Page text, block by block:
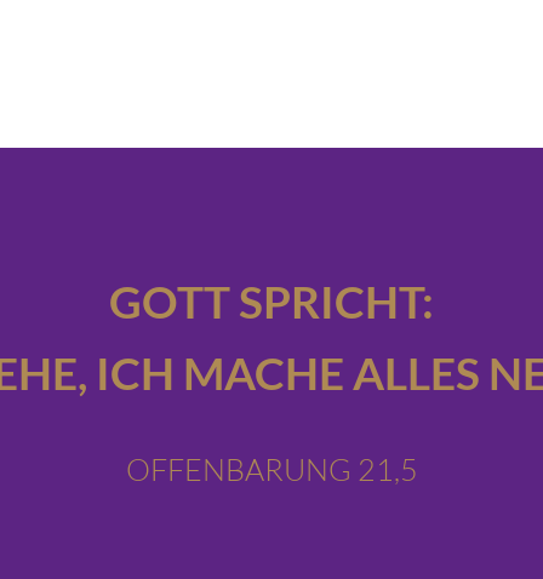
GOTT SPRICHT:
ICH MACHE ALLES
OFFENBARUNG 21,5